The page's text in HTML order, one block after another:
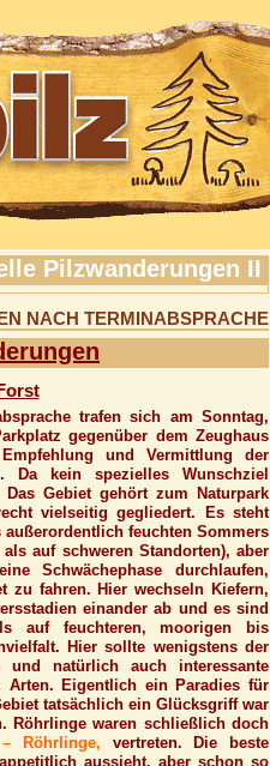
Pilzwanderungen II
NACH TERMINABSPRACHE
trafen sich am Sonntag,
gegenüber dem Zeughaus
und Vermittlung der
. Da kein spezielles Wunschziel
Gebiet gehört zum Naturpark
vielseitig gegliedert. Es steht
feuchten Sommers
auf schweren Standorten), aber
Schwächephase durchlaufen,
fahren. Hier wechseln Kiefern,
einander ab und es sind
auf feuchteren, moorigen bis
Hier sollte wenigstens der
natürlich auch interessante
Arten. Eigentlich ein Paradies für
tatsächlich ein Glücksgriff war
Röhrlinge waren schließlich doch
Röhrlinge, vertreten. Die beste
aussieht, aber schon so